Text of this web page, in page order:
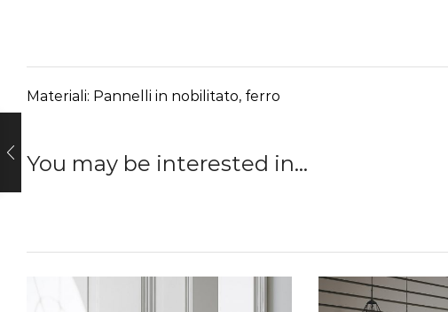
Materiali: Pannelli in nobilitato, ferro
You may be interested in…